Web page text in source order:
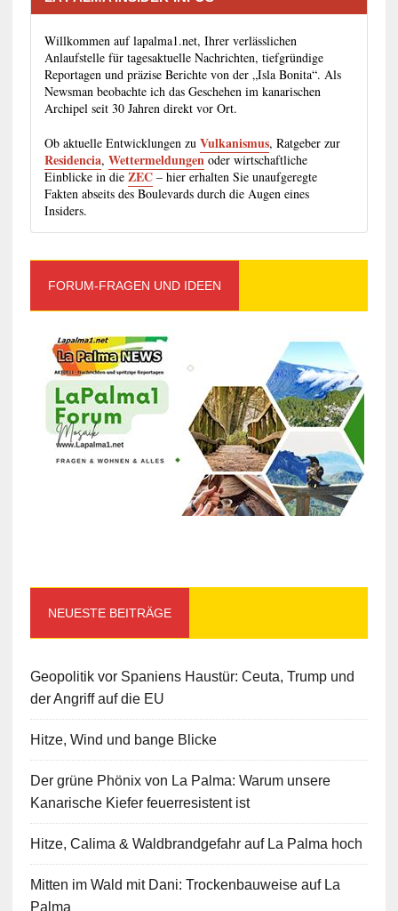
Willkommen auf lapalma1.net, Ihrer verlässlichen
Anlaufstelle für tagesaktuelle Nachrichten, tiefgründige
Reportagen und präzise Berichte von der „Isla Bonita“. Als
Newsman beobachte ich das Geschehen im kanarischen
Archipel seit 30 Jahren direkt vor Ort.
Ob aktuelle Entwicklungen zu Vulkanismus, Ratgeber zur
Residencia, Wettermeldungenoder wirtschaftliche
Einblicke in die ZEC– hier erhalten Sie unaufgeregte
Fakten abseits des Boulevards durch die Augen eines
Insiders.
FORUM-FRAGEN UND IDEEN
NEUESTE BEITRÄGE
Geopolitik vor Spaniens Haustür: Ceuta, Trump und
der Angriff auf die EU
Hitze, Wind und bange Blicke
Der grüne Phönix von La Palma: Warum unsere
Kanarische Kiefer feuerresistent ist
Hitze, Calima & Waldbrandgefahr auf La Palma hoch
Mitten im Wald mit Dani: Trockenbauweise auf La
Palma